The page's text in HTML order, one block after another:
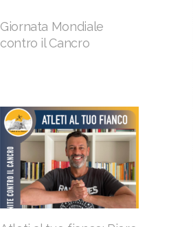
Giornata Mondiale
contro il Cancro